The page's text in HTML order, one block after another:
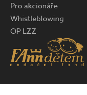
Pro akcionáře
Whistleblowing
OP LZZ